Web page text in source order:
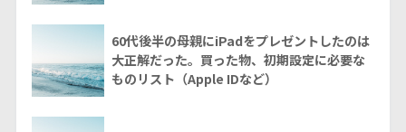
60代後半の母親にiPadをプレゼントしたのは
大正解だった。買った物、初期設定に必要な
ものリスト（Apple IDなど）